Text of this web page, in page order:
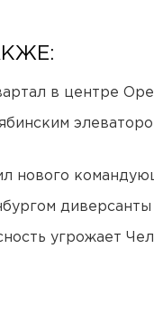
в центре
нового
угрожает